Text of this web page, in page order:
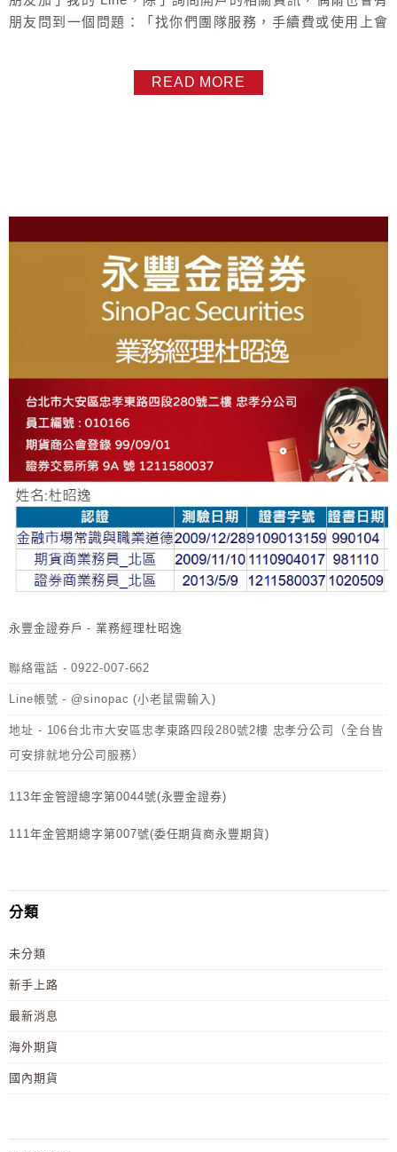
朋友問到一個問題：「找你們團隊服務，手續費或使用上會
不是加了我的 Line，當對開戶、操作、甚至費率有疑問時，
READ MORE
永豐金證券戶 - 業務經理杜昭逸
聯絡電話 - 0922-007-662
Line帳號 - @sinopac (小老鼠需輸入)
地址 - 106台北市大安區忠孝東路四段280號2樓 忠孝分公司（全台皆
可安排就地分公司服務）
113年金管證總字第0044號(永豐金證券)
111年金管期總字第007號(委任期貨商永豐期貨)
分類
未分類
新手上路
最新消息
海外期貨
國內期貨